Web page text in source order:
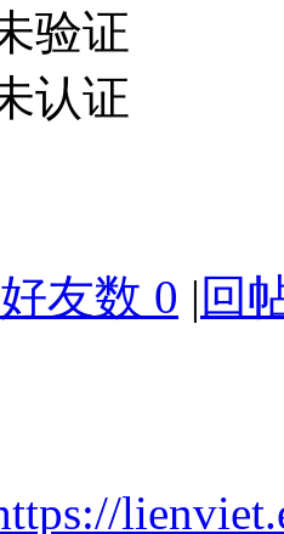
验证
认证
好友数 0 | 回